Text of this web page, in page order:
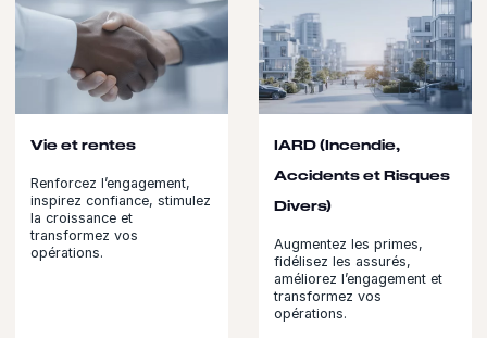
Vie et rentes
Renforcez l’engagement,
inspirez confiance, stimulez
la croissance et
transformez vos
opérations.
IARD (Incendie,
Accidents et Risques
Divers)
Augmentez les primes,
fidélisez les assurés,
améliorez l’engagement et
transformez vos
opérations.